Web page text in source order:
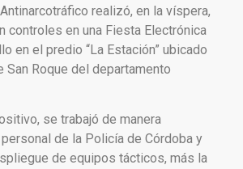
realizó, en la víspera,
controles en una Fiesta Electrónica
en el predio “La Estación” ubicado
San Roque del departamento
se trabajó de manera
de la Policía de Córdoba y
de equipos tácticos, más la